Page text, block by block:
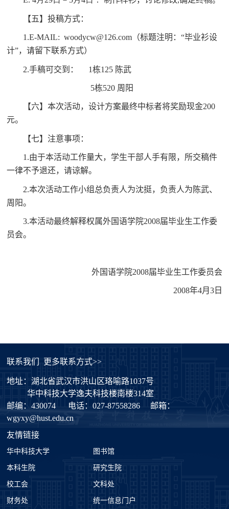
【五】投稿方式：
1.E-MAIL: woodycw@126.com （标题注明：“毕业衫设
计”，请留下联系方式）
2.手稿可交到： 1栋125 陈武
5栋520 周阳
【六】本次活动，设计方案最终中标者将奖励现金200
元。
【七】注意事项：
1.由于本活动工作量大，学生干部人手有限，所交稿件
一律不予退还，请谅解。
2.本次活动工作小组总负责人为沈挺，负责人为陈武、
周阳。
3.本活动最终解释权属外国语学院2008届毕业生工作委
员会。
外国语学院2008届毕业生工作委员会
2008年4月 3日
联系我们 更多联系方式>>
地址：湖北省武汉市洪山区珞喻路1037号
华中科技大学逸夫科技楼南楼314室
邮编：430074
电话：027-87558286
邮箱：
wgyxy@hust.edu.cn
友情链接
华中科技大学 图书馆
本科生院 研究生院
校工会 文科处
财务处 统一信息门户